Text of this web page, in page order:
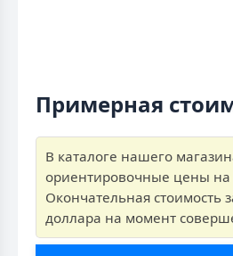
Примерная
В каталоге нашего
ориентировочные цены на
Окончательная стоимость
доллара на момент